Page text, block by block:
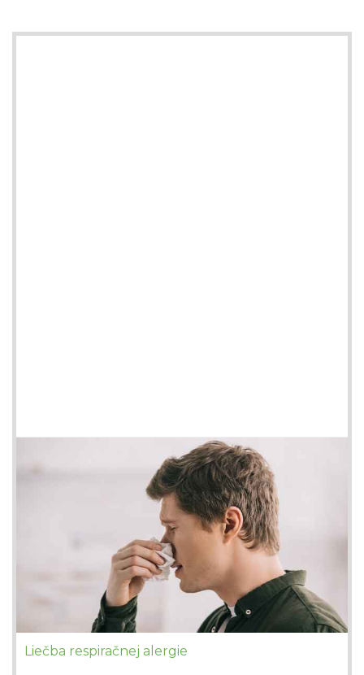
Liečba respiračnej alergie